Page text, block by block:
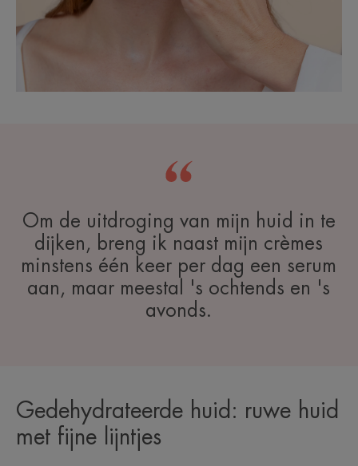
Om de uitdroging van mijn huid in te
dijken, breng ik naast mijn crèmes
minstens één keer per dag een serum
aan, maar meestal 's ochtends en 's
avonds.
Gedehydrateerde huid: ruwe huid
met fijne lijntjes